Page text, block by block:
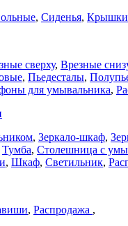
, Сиденья,
сверху, Врезные
, Пьедесталы,
для умывальника,
, Зеркало-шкаф,
Тумба, Столешница с
, Шкаф, Светильник,
, Распродажа ,